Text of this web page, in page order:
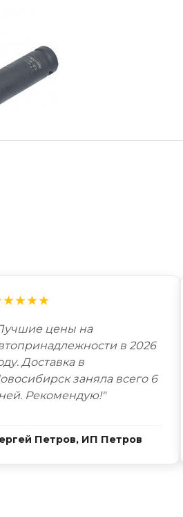
цены на
в 2026
Доставка в
заняла всего 6
Рекомендую!"
Петров, ИП Петров